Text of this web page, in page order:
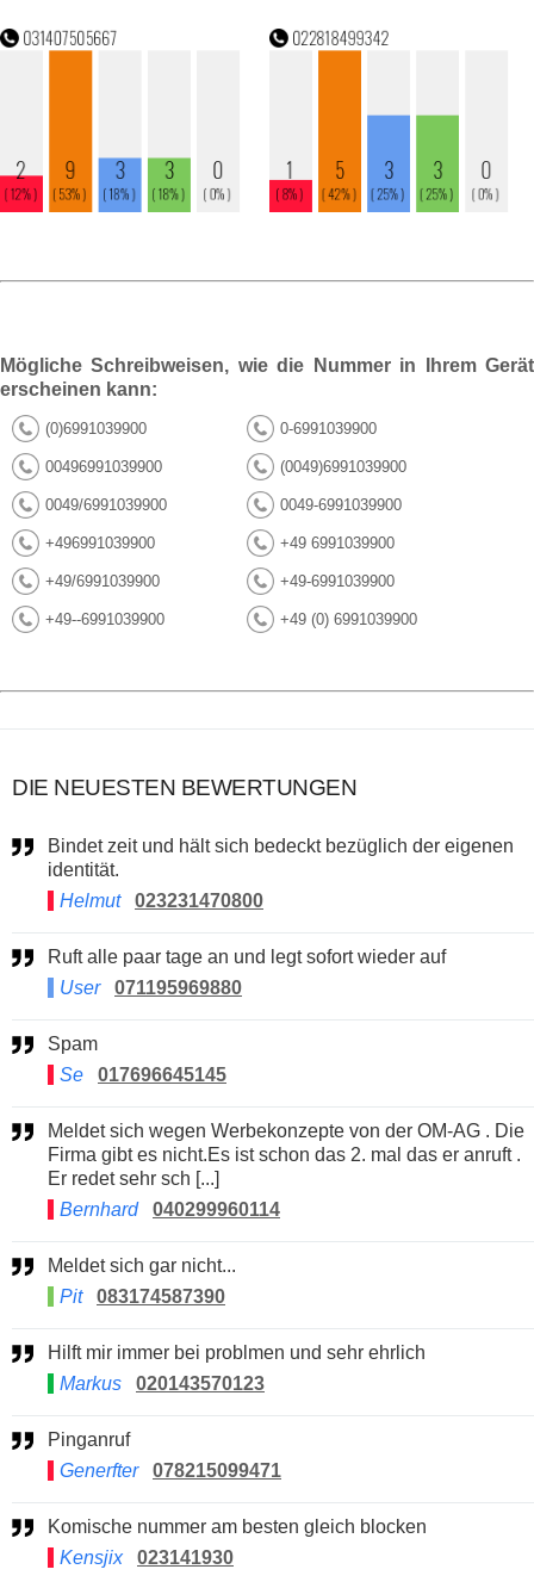
Mögliche Schreibweisen, wie die Nummer in Ihrem Gerät
erscheinen kann:
(0)6991039900 0-6991039900
00496991039900 (0049)6991039900
0049/6991039900 0049-6991039900
+496991039900 +49 6991039900
+49/6991039900 +49-6991039900
+49--6991039900 +49 (0) 6991039900
DIE NEUESTEN BEWERTUNGEN
Bindet zeit und hält sich bedeckt bezüglich der eigenen
identität.
Helmut
023231470800
Ruft alle paar tage an und legt sofort wieder auf
User
071195969880
Spam
Se
017696645145
Meldet sich wegen Werbekonzepte von der OM-AG . Die
Firma gibt es nicht.Es ist schon das 2. mal das er anruft .
Er redet sehr sch [...]
Bernhard
040299960114
Meldet sich gar nicht...
Pit
083174587390
Hilft mir immer bei problmen und sehr ehrlich
Markus
020143570123
Pinganruf
Generfter
078215099471
Komische nummer am besten gleich blocken
Kensjix
023141930